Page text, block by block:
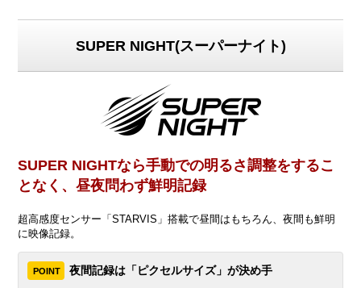
SUPER NIGHT(スーパーナイト)
SUPER NIGHTなら手動での明るさ調整をするこ
となく、昼夜問わず鮮明記録
超高感度センサー「STARVIS」搭載で昼間はもちろん、夜間も鮮明
に映像記録。
POINT 夜間記録は「ピクセルサイズ」が決め手